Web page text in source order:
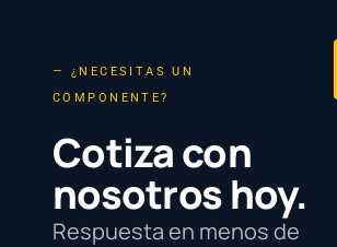
— ¿NECESITAS UN
COMPONENTE?
Cotiza con
nosotros hoy.
Respuesta en menos de